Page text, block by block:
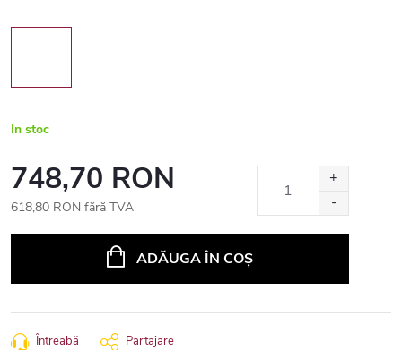
In stoc
748,70 RON
618,80 RON fără TVA
ADĂUGA ÎN COŞ
Întreabă Partajare